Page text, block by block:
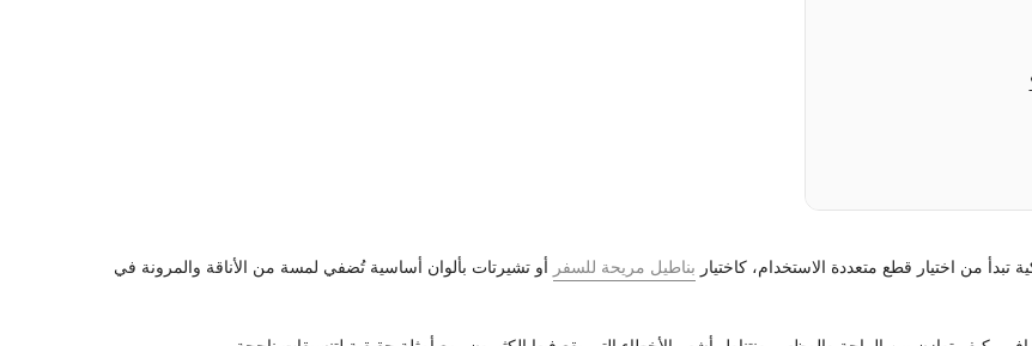
تبدأ من اختيار قطع متعددة الاستخدام، كاختيار بناطيل مريحة للسفر أو تشيرتات بألوان أساسية تُضفي لمسة من الأناقة والمرونة في